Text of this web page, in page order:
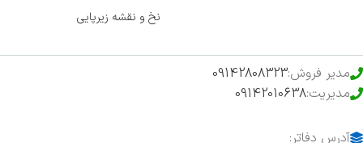
نخ و نقشه زیرپایی
مدیر فروش:09142808323
مدیریت:09142010638
آدرس دفاتر: